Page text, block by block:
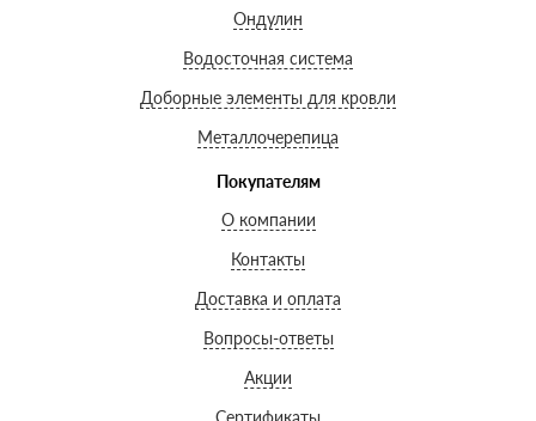
Ондулин
Водосточная система
Доборные элементы для кровли
Металлочерепица
Покупателям
О компании
Контакты
Доставка и оплата
Вопросы-ответы
Акции